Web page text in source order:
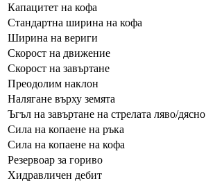
Капацитет на кофа
Стандартна ширина на кофа
Ширина на вериги
Скорост на движение
Скорост на завъртане
Преодолим наклон
Налягане върху земята
Ъгъл на завъртане на стрелата ляво/дясно
Сила на копаене на ръка
Сила на копаене на кофа
Резервоар за гориво
Хидравличен дебит